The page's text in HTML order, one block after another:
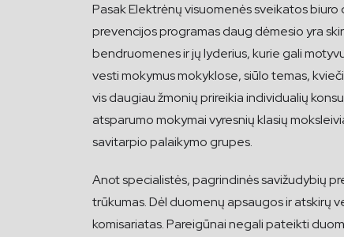
Pasak Elektrėnų visuomenės sveikatos
prevencijos programas daug dėmesio yra
bendruomenes ir jų lyderius, kurie gali
vesti mokymus mokyklose, siūlo temas,
vis daugiau žmonių prireikia individualių
atsparumo mokymai vyresnių klasių
savitarpio palaikymo grupes.
Anot specialistės, pagrindinės savižudybių
trūkumas. Dėl duomenų apsaugos ir atskirų
komisariatas. Pareigūnai negali pateikti